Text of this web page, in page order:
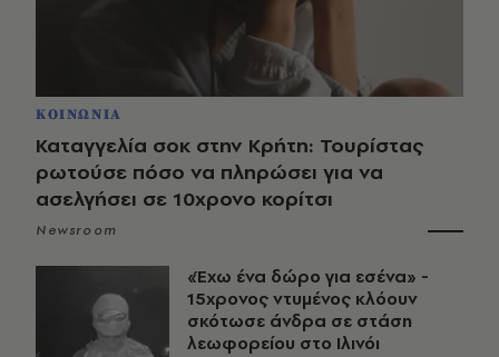
ΚΟΙΝΩΝΙΑ
Καταγγελία σοκ στην Κρήτη: Τουρίστας
ρωτούσε πόσο να πληρώσει για να
ασελγήσει σε 10χρονο κορίτσι
Newsroom
«Έχω ένα δώρο για εσένα» -
15χρονος ντυμένος κλόουν
σκότωσε άνδρα σε στάση
λεωφορείου στο Ιλινόι